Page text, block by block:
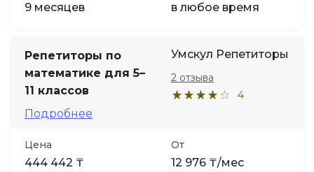
9 месяцев в любое время
Репетиторы по
математике для 5–
11 классов
Подробнее
Умскул Репетиторы
4
2 отзыва
Цена
444 442 ₸
От
12 976 ₸/мес